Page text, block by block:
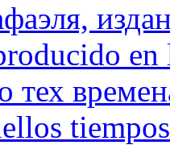
en
тех